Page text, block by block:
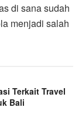
di sana sudah
menjadi salah
Terkait Travel
Bali